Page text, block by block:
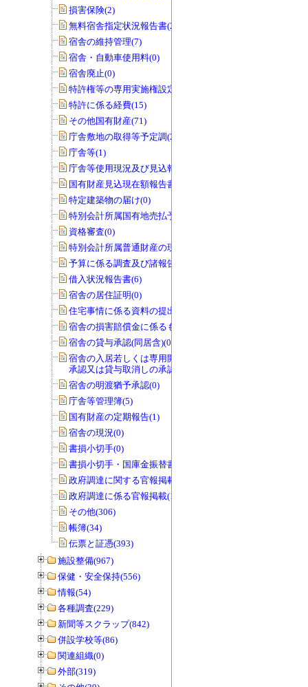
損害保険(2)
無料宿舎指定状況報告書(2)
宿舎の維持管理(7)
宿舎・自動車使用料(0)
宿舎廃止(0)
特許権等の専用実施権設定(22)
特許に係る経費(15)
その他国有財産(71)
庁舎敷地の取得等予定調(22)
庁舎等(1)
庁舎等使用現況及び見込報告書(0)
国有財産見込現在額報告書(1)
特定建築物の届け(0)
特別会計所属国有地売払予定調(0)
資格審査(0)
特別会計所属普通財産の現況調査(0)
予算に係る調査及び諸報告(286)
借入状況報告書(6)
宿舎の居住証明(0)
住宅事情に係る資料の提出(3)
宿舎の損害賠償金に係るもの(0)
宿舎の貸与承認(同居含)(0)
宿舎の入居若しくは専用開始の延期の
承認又は貸与取消しの承認(0)
宿舎の明渡猶予承認(0)
庁舎等管理簿(5)
国有財産の定期報告(1)
宿舎の現況(0)
書損小切手(0)
書損小切手・国庫金振替書(0)
政府調達に関する官報掲載(0)
政府調達に係る官報掲載(1)
その他(306)
帳簿(34)
伝票と証憑(393)
施設整備(967)
保健・安全保持(556)
情報(54)
各種調査(229)
新聞等スクラップ(842)
併設学校等(86)
関連組織(0)
外部(319)